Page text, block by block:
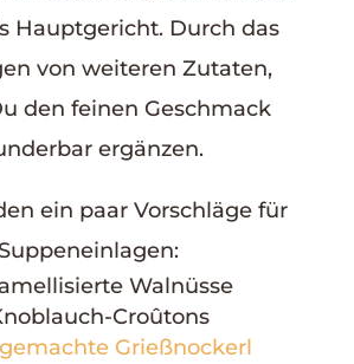
Hauptgericht. Durch das
von weiteren Zutaten,
den feinen Geschmack
ergänzen.
ein paar Vorschläge für
Suppeneinlagen:
Walnüsse
Croûtons
Grießnockerl